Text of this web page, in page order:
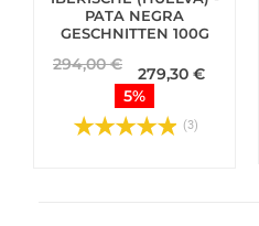
PATA NEGRA
GESCHNITTEN 100G
294,00 €
279,30 €
5%
(3)